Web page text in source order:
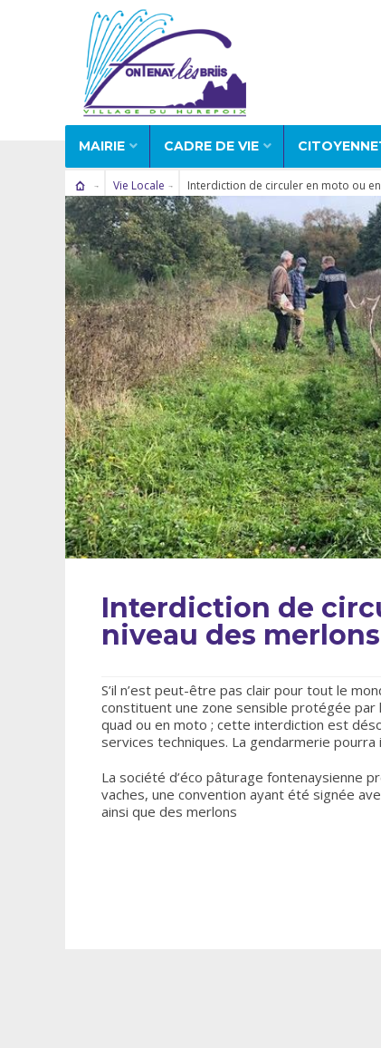
MAIRIE CADRE DE VIE
Vie Locale Interdiction de circuler en moto ou
Interdiction de
niveau des merlons
S’il n’est peut-être pas clair pour tout le
constituent une zone sensible protégée
quad ou en moto ; cette interdiction est
services techniques. La gendarmerie
La société d’éco pâturage fontenaysienne
vaches, une convention ayant été signée
ainsi que des merlons